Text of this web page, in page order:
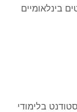
יש עד כ 5 סטודנטים בינלאומיים
בלימודי